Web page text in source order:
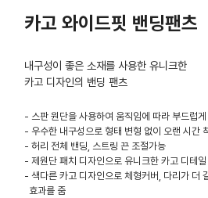
카고 와이드핏 밴딩팬츠
내구성이 좋은 소재를 사용한 유니크한
카고 디자인의 밴딩 팬츠
- 스판 원단을 사용하여 움직임에 따라 부드럽
- 우수한 내구성으로 형태 변형 없이 오랜 시간
- 허리 전체 밴딩, 스트링 끈 조절가능
- 제원단 패치 디자인으로 유니크한 카고 디테일
- 색다른 카고 디자인으로 체형커버, 다리가 더
효과를 줌